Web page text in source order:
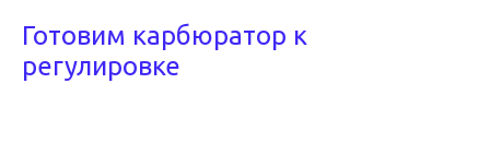
Готовим карбюратор к
регулировке